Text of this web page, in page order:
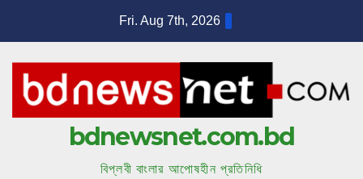
Fri. Aug 7th, 2026
bdnewsnet.com.bd
বিপ্লবী বাংলার আপোষহীন প্রতিনিধি